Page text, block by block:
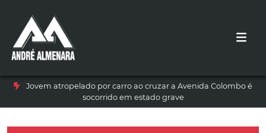
Jovem atropelado por carro ao cruzar a Avenida Colombo é
socorrido em estado grave